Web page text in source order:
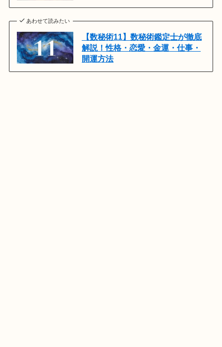
あわせて読みたい
【数秘術11】数秘術鑑定士が徹底
解説！性格・恋愛・金運・仕事・
開運方法